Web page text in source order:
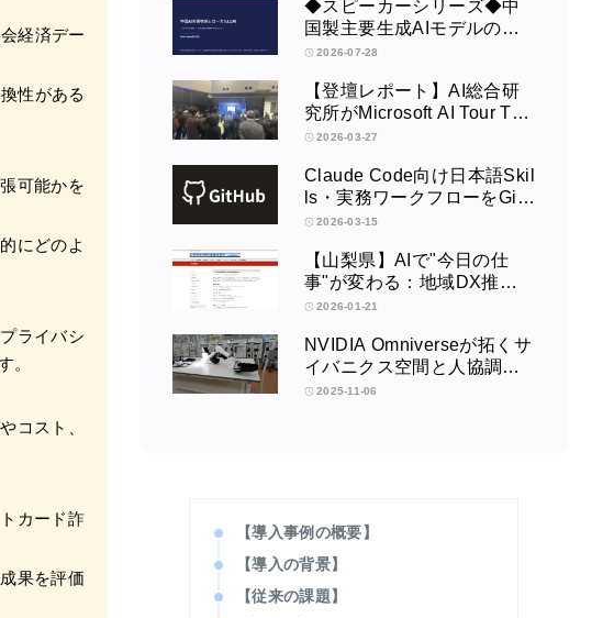
経済デー
性がある
可能かを
にどのよ
ライバシ
。
コスト、
カード詐
果を評価
◆スピーカーシリーズ◆中
国製主要生成AIモデルの全
体像【野村證券】
2026-07-28
【登壇レポート】AI総合研
究所がMicrosoft AI Tour Tok
yoで発表 ― Azure OpenAI
ージェント構築
2026-03-27
Claude Code向け日本語Skil
ls・実務ワークフローをGit
Hubで公開
2026-03-15
【山梨県】AIで"今日の仕
事"が変わる：地域DX推進
協議会講演会
2026-01-21
NVIDIA Omniverseが拓くサ
イバニクス空間と人協調型
ロボティクスの未来：筑波
2025-11-06
【導入事例の概要】
【導入の背景】
【従来の課題】